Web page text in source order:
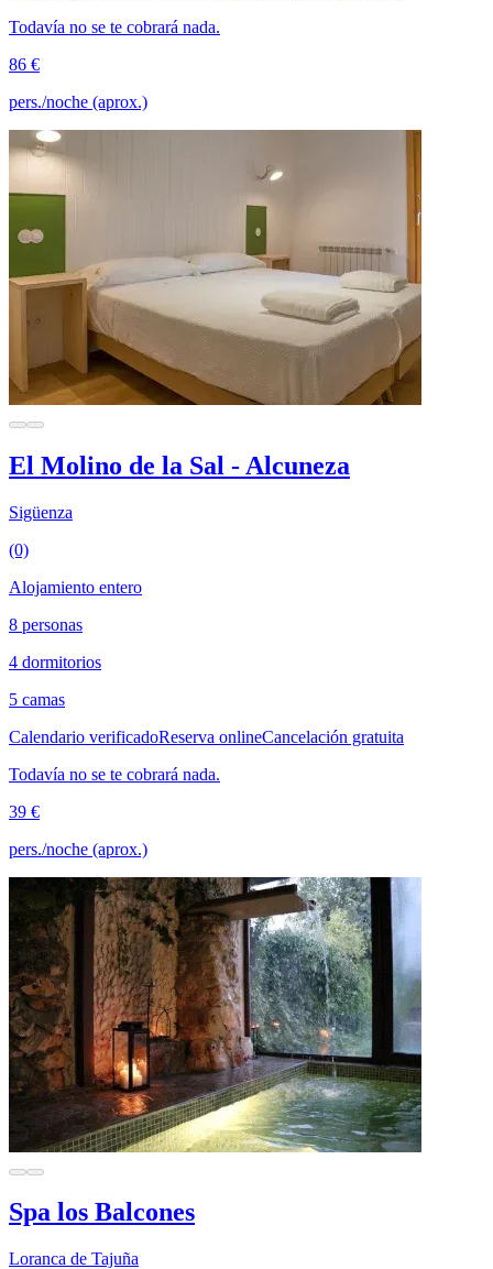
Todavía no se te cobrará nada.
86 €
pers./noche (aprox.)
El Molino de la Sal - Alcuneza
Sigüenza
(0)
Alojamiento entero
8 personas
4 dormitorios
5 camas
Calendario verificadoReserva onlineCancelación gratuita
Todavía no se te cobrará nada.
39 €
pers./noche (aprox.)
Spa los Balcones
Loranca de Tajuña